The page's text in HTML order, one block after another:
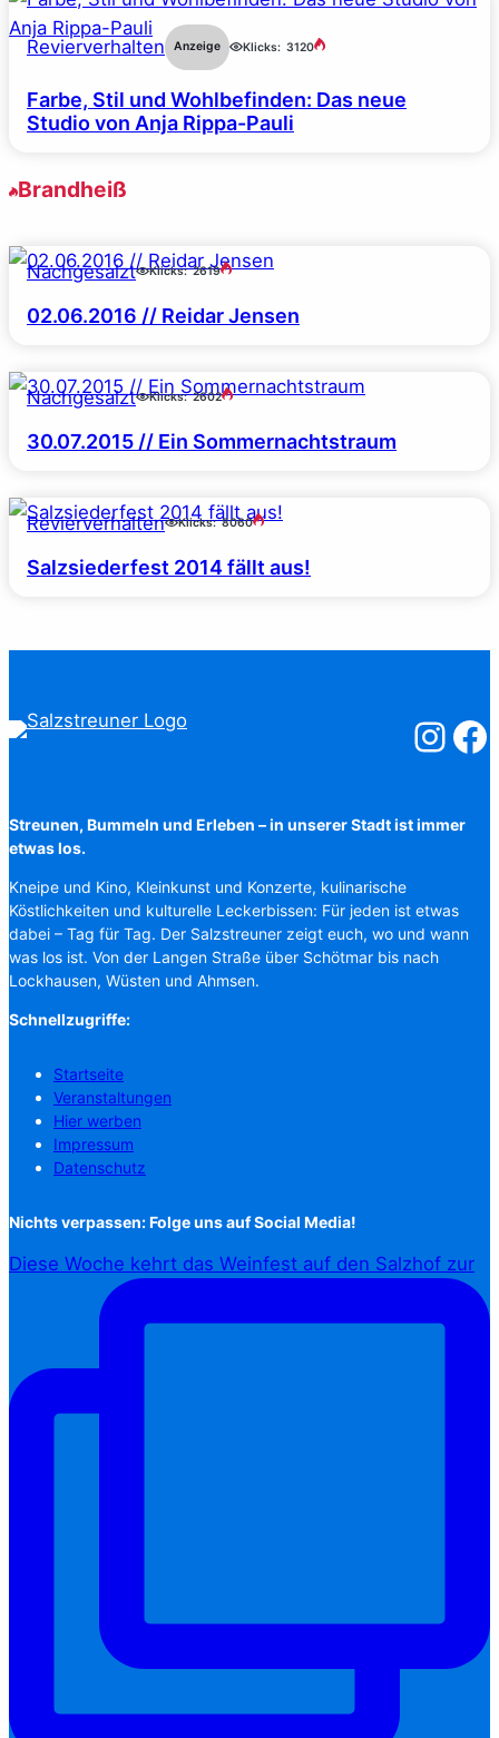
Revierverhalten Anzeige Klicks: 3120
Farbe, Stil und Wohlbefinden: Das neue
Studio von Anja Rippa-Pauli
Brandheiß
Nachgesalzt Klicks: 2619
02.06.2016 // Reidar Jensen
Nachgesalzt Klicks: 2602
30.07.2015 // Ein Sommernachtstraum
Revierverhalten Klicks: 8060
Salzsiederfest 2014 fällt aus!
Streunen, Bummeln und Erleben – in unserer Stadt ist immer
etwas los.
Kneipe und Kino, Kleinkunst und Konzerte, kulinarische
Köstlichkeiten und kulturelle Leckerbissen: Für jeden ist etwas
dabei – Tag für Tag. Der Salzstreuner zeigt euch, wo und wann
was los ist. Von der Langen Straße über Schötmar bis nach
Lockhausen, Wüsten und Ahmsen.
Schnellzugriffe:
Startseite
Veranstaltungen
Hier werben
Impressum
Datenschutz
Nichts verpassen: Folge uns auf Social Media!
Diese Woche kehrt das Weinfest auf den Salzhof zur